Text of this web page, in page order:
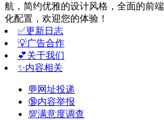
航，简约优雅的设计风格，全面的前
化配置，欢迎您的体验！
✅更新日志
💡广告合作
💕关于我们
✨内容相关
💬网址投递
🔞内容举报
💯满意度调查